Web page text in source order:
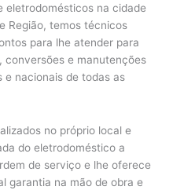
eletrodomésticos na cidade
e Região, temos técnicos
para lhe atender para
conversões e manutenções
e nacionais de todas as
no próprio local e
do eletrodoméstico a
de serviço e lhe oferece
garantia na mão de obra e